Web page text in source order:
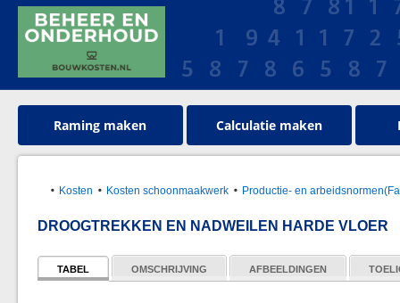
Raming maken Calculatie maken
Kosten Kosten schoonmaakwerk Productie- en
DROOGTREKKEN EN NADWEILEN HARDE VLOER
TABEL OMSCHRIJVING AFBEELDINGEN